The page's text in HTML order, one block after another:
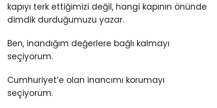
kapıyı terk ettiğimizi değil, hangi kapının önünde
dimdik durduğumuzu yazar.
Ben, inandığım değerlere bağlı kalmayı
seçiyorum.
Cumhuriyet’e olan inancımı korumayı
seçiyorum.